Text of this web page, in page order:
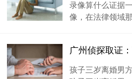
录像算什么证据
像，在法律领域那
孩子三岁离婚男